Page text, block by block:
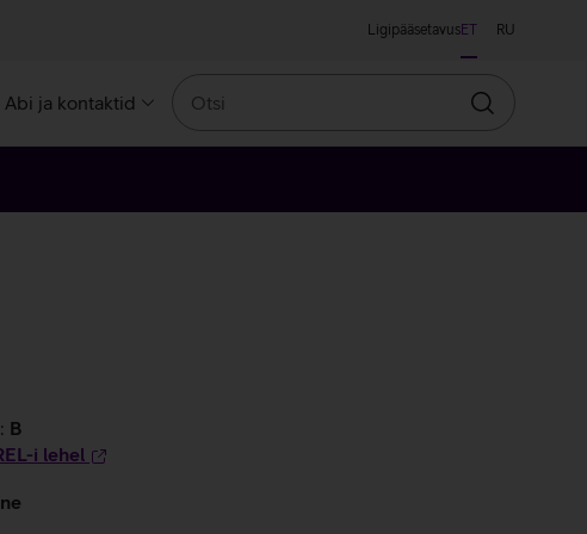
LigipääsetavusET RU
Abi ja kontaktid
Otsin
B
i lehel